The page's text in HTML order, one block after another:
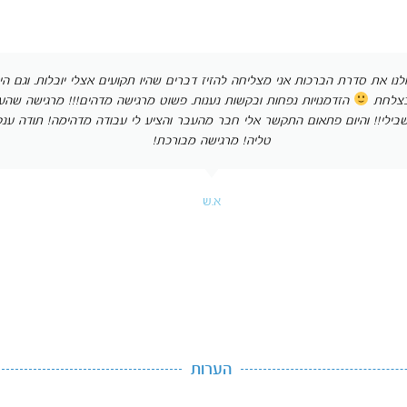
את סדרת הברכות אני מצליחה להזיז דברים שהיו תקועים אצלי יובלות. וגם
בצלחת
הזדמנויות נפחות ובקשות נענות. פשוט מרגישה מדהים!!! מרגישה
והיום פתאום התקשר אלי חבר מהעבר והציע לי עבודה מדהימה! תודה
טליה! מרגישה מבורכת!
א.ש
הערות